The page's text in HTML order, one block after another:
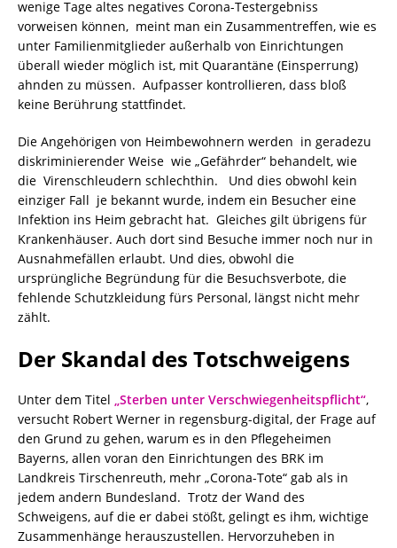
wenige Tage altes negatives Corona-Testergebniss
vorweisen können, meint man ein Zusammentreffen, wie es
unter Familienmitglieder außerhalb von Einrichtungen
überall wieder möglich ist, mit Quarantäne (Einsperrung)
ahnden zu müssen. Aufpasser kontrollieren, dass bloß
keine Berührung stattfindet.
Die Angehörigen von Heimbewohnern werden in geradezu
diskriminierender Weise wie „Gefährder“ behandelt, wie
die Virenschleudern schlechthin. Und dies obwohl kein
einziger Fall je bekannt wurde, indem ein Besucher eine
Infektion ins Heim gebracht hat. Gleiches gilt übrigens für
Krankenhäuser. Auch dort sind Besuche immer noch nur in
Ausnahmefällen erlaubt. Und dies, obwohl die
ursprüngliche Begründung für die Besuchsverbote, die
fehlende Schutzkleidung fürs Personal, längst nicht mehr
zählt.
Der Skandal des Totschweigens
Unter dem Titel „Sterben unter Verschwiegenheitspflicht“,
versucht Robert Werner in regensburg-digital, der Frage auf
den Grund zu gehen, warum es in den Pflegeheimen
Bayerns, allen voran den Einrichtungen des BRK im
Landkreis Tirschenreuth, mehr „Corona-Tote“ gab als in
jedem andern Bundesland. Trotz der Wand des
Schweigens, auf die er dabei stößt, gelingt es ihm, wichtige
Zusammenhänge herauszustellen. Hervorzuheben in